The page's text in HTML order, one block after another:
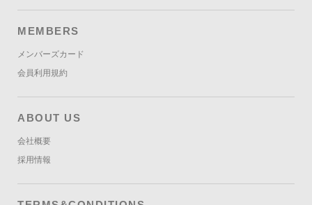
MEMBERS
メンバーズカード
会員利用規約
ABOUT US
会社概要
採用情報